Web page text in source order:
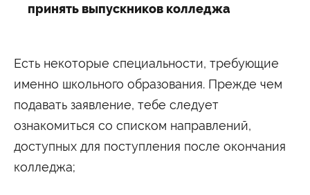
принять выпускников колледжа
Есть некоторые специальности, требующие
именно школьного образования. Прежде чем
подавать заявление, тебе следует
ознакомиться со списком направлений,
доступных для поступления после окончания
колледжа;